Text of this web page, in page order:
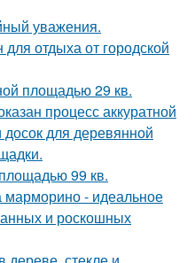
уважения.
отдыха от городской
площадью 29 кв.
процесс аккуратной
для деревянной
99 кв.
марморино - идеальное
и роскошных